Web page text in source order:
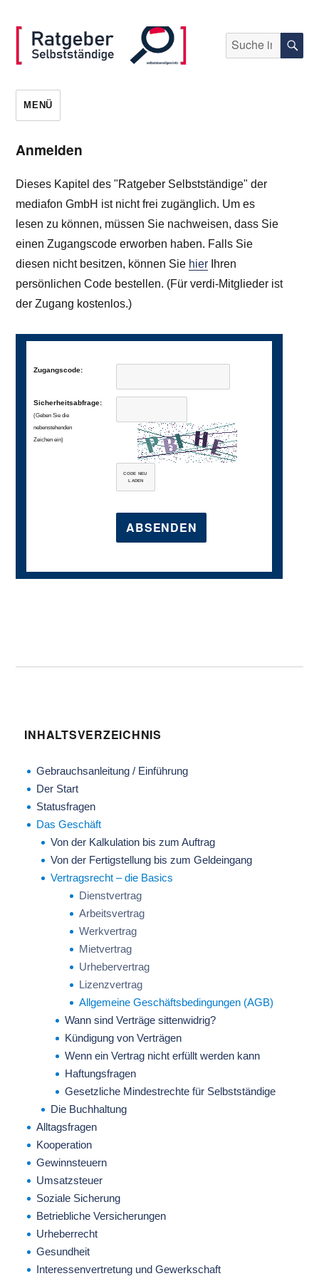
selbststaendigen.info
Suche
nach:
MENÜ
Anmelden
Dieses Kapitel des "Ratgeber Selbstständige" der
mediafon GmbH ist nicht frei zugänglich. Um es
lesen zu können, müssen Sie nachweisen, dass Sie
einen Zugangscode erworben haben. Falls Sie
diesen nicht besitzen, können Sie hier Ihren
persönlichen Code bestellen. (Für verdi-Mitglieder ist
der Zugang kostenlos.)
Zugangscode:
Sicherheitsabfrage:
(Geben Sie die
nebenstehenden
Zeichen ein)
CODE NEU
LADEN
INHALTSVERZEICHNIS
Gebrauchsanleitung / Einführung
Der Start
Statusfragen
Das Geschäft
Von der Kalkulation bis zum Auftrag
Von der Fertigstellung bis zum Geldeingang
Vertragsrecht – die Basics
Dienstvertrag
Arbeitsvertrag
Werkvertrag
Mietvertrag
Urhebervertrag
Lizenzvertrag
Allgemeine Geschäftsbedingungen (AGB)
Wann sind Verträge sittenwidrig?
Kündigung von Verträgen
Wenn ein Vertrag nicht erfüllt werden kann
Haftungsfragen
Gesetzliche Mindestrechte für Selbstständige
Die Buchhaltung
Alltagsfragen
Kooperation
Gewinnsteuern
Umsatzsteuer
Soziale Sicherung
Betriebliche Versicherungen
Urheberrecht
Gesundheit
Interessenvertretung und Gewerkschaft